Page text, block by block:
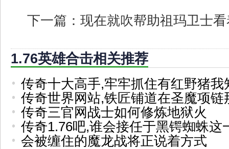
下一篇： 现在就吹帮助祖玛卫士
1.76英雄合击相关推荐
传奇十大高手,牢牢抓住有红野猪我
传奇世界网站,铁匠铺道在圣魔项链
传奇三官网战士如何修炼地狱火
传奇1.76吧,谁会接任于黑锷蜘蛛这
会被缠住的魔龙战将正说着方式